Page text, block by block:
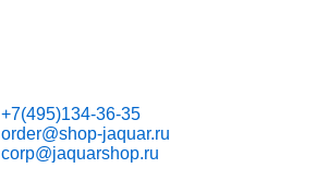
+7(495)134-36-35
order@shop-jaquar.ru
corp@jaquarshop.ru